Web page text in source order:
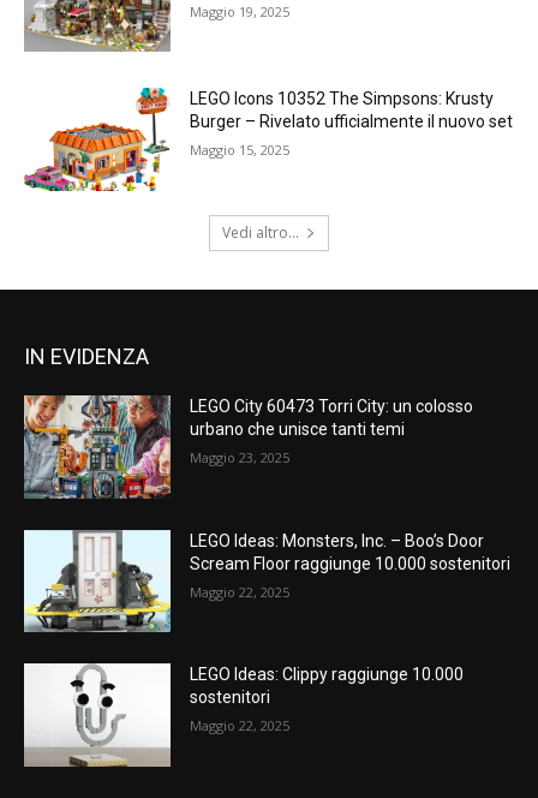
Maggio 19, 2025
LEGO Icons 10352 The Simpsons: Krusty
Burger – Rivelato ufficialmente il nuovo set
Maggio 15, 2025
Vedi altro...
IN EVIDENZA
LEGO City 60473 Torri City: un colosso
urbano che unisce tanti temi
Maggio 23, 2025
LEGO Ideas: Monsters, Inc. – Boo’s Door
Scream Floor raggiunge 10.000 sostenitori
Maggio 22, 2025
LEGO Ideas: Clippy raggiunge 10.000
sostenitori
Maggio 22, 2025